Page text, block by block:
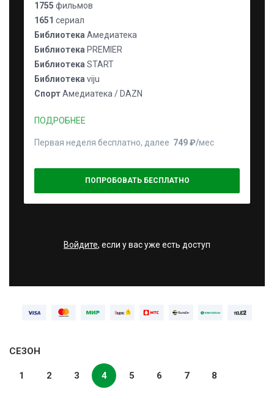
1755 фильмов
1651 сериал
Библиотека Амедиатека
Библиотека PREMIER
Библиотека START
Библиотека viju
СпортАмедиатека / DAZN
ПОДРОБНЕЕ
Первая неделя бесплатно, далее 749 ₽⁠/⁠мес
ПОПРОБОВАТЬ БЕСПЛАТНО
Войдите, если у вас уже есть доступ
СЕЗОН
1 2 3 4 5 6 7 8